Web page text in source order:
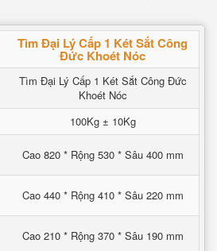
Tìm Đại Lý Cấp 1 Két Sắt Công
Đức Khoét Nóc
Tìm Đại Lý Cấp 1 Két Sắt Công Đức
Khoét Nóc
100Kg ± 10Kg
Cao 820 * Rộng 530 * Sâu 400 mm
Cao 440 * Rộng 410 * Sâu 220 mm
Cao 210 * Rộng 370 * Sâu 190 mm